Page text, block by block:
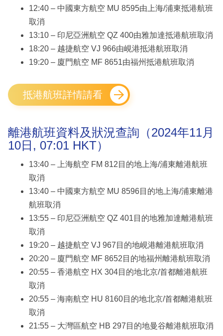
12:40 – 中國東方航空 MU 8595由上海/浦東抵港航班
取消
13:10 – 印尼亞洲航空 QZ 400由雅加達抵港航班取消
18:20 – 越捷航空 VJ 966由峴港抵港航班取消
19:20 – 廈門航空 MF 8651由福州抵港航班取消
抵港航班詳情請看
離港航班資料及狀況查詢（2024年11月
10日, 07:01 HKT）
13:40 – 上海航空 FM 812目的地上海/浦東離港航班
取消
13:40 – 中國東方航空 MU 8596目的地上海/浦東離港
航班取消
13:55 – 印尼亞洲航空 QZ 401目的地雅加達離港航班
取消
19:20 – 越捷航空 VJ 967目的地峴港離港航班取消
20:20 – 廈門航空 MF 8652目的地福州離港航班取消
20:55 – 香港航空 HX 304目的地北京/首都離港航班
取消
20:55 – 海南航空 HU 8160目的地北京/首都離港航班
取消
21:55 – 大灣區航空 HB 297目的地曼谷離港航班取消